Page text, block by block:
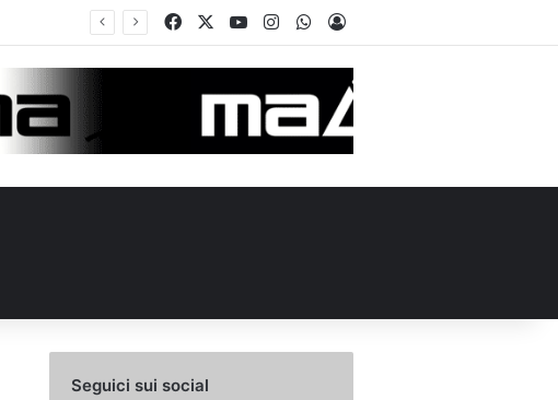
FacebookYou TubeInstagramWhatsApp
Accedi
Seguici sui social